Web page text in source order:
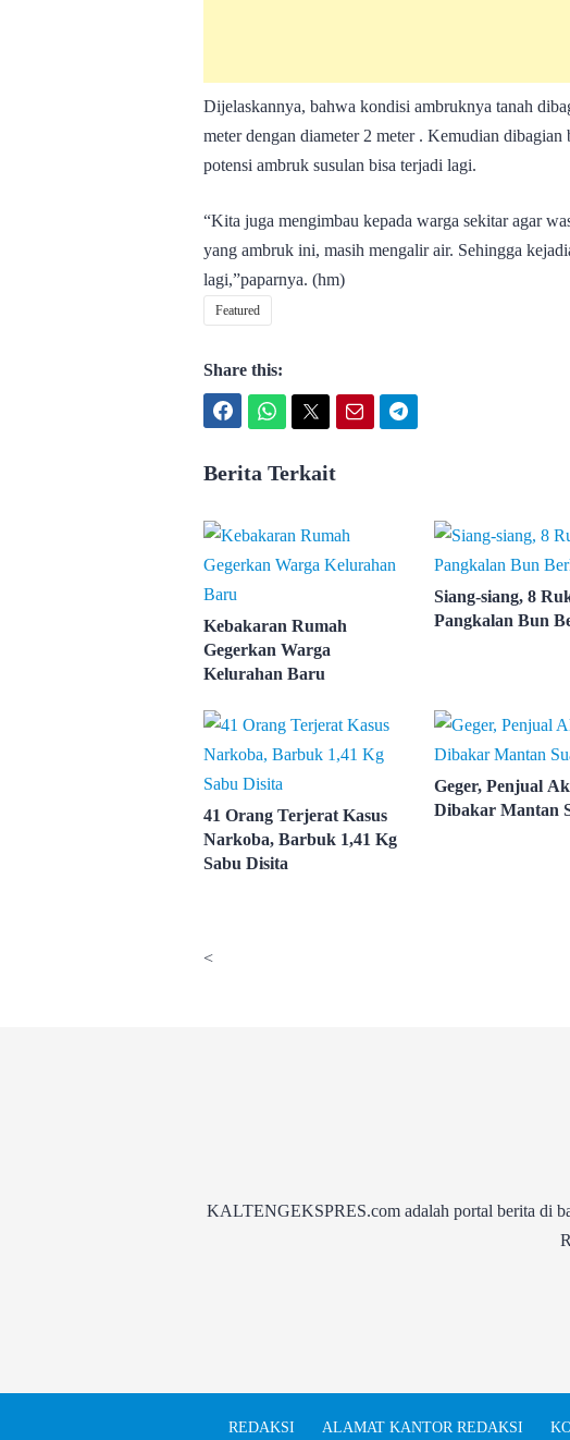
Dijelaskannya, bahwa kondisi ambruknya tanah
meter dengan diameter 2 meter . Kemudian
potensi ambruk susulan bisa terjadi lagi.
“Kita juga mengimbau kepada warga sekitar agar
yang ambruk ini, masih mengalir air. Sehingga
lagi,”paparnya. (hm)
Featured
Share this:
Berita Terkait
Kebakaran Rumah
Gegerkan Warga
Kelurahan Baru
Siang-siang, 8
Pangkalan Bun
41 Orang Terjerat Kasus
Narkoba, Barbuk 1,41 Kg
Sabu Disita
Geger, Penjual
Dibakar Mantan
<
KALTENGEKSPRES.com adalah portal berita di
REDAKSI ALAMAT KANTOR REDAKSI